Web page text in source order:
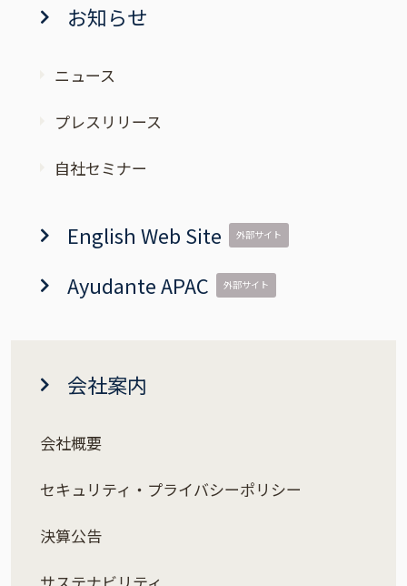
お知らせ
ニュース
プレスリリース
自社セミナー
English Web Site 外部サイト
Ayudante APAC 外部サイト
会社案内
会社概要
セキュリティ・プライバシーポリシー
決算公告